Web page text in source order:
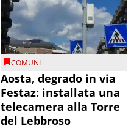
COMUNI
Aosta, degrado in via
Festaz: installata una
telecamera alla Torre
del Lebbroso